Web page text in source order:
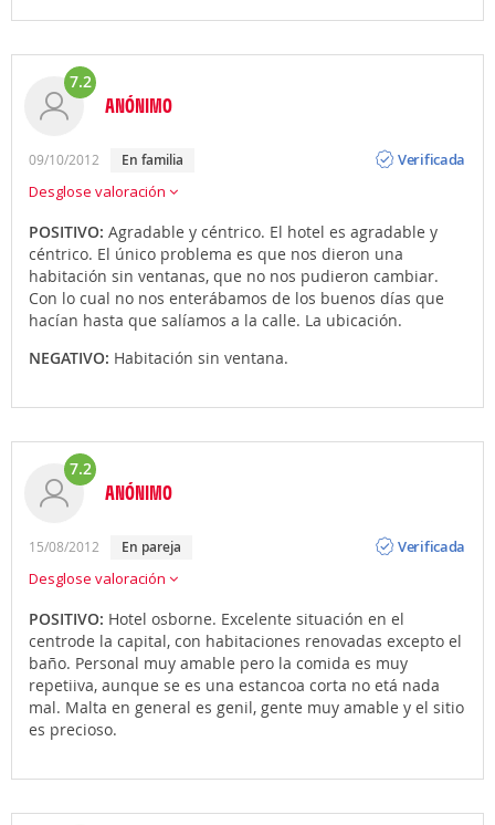
7.2
ANÓNIMO
09/10/2012 en familia
Verificada
Desglose valoración
POSITIVO: Agradable y céntrico. El hotel es agradable y
céntrico. El único problema es que nos dieron una
habitación sin ventanas, que no nos pudieron cambiar.
Con lo cual no nos enterábamos de los buenos días que
hacían hasta que salíamos a la calle. La ubicación.
NEGATIVO: Habitación sin ventana.
7.2
ANÓNIMO
15/08/2012 en pareja
Verificada
Desglose valoración
POSITIVO: Hotel osborne. Excelente situación en el
centrode la capital, con habitaciones renovadas excepto el
baño. Personal muy amable pero la comida es muy
repetiiva, aunque se es una estancoa corta no etá nada
mal. Malta en general es genil, gente muy amable y el sitio
es precioso.